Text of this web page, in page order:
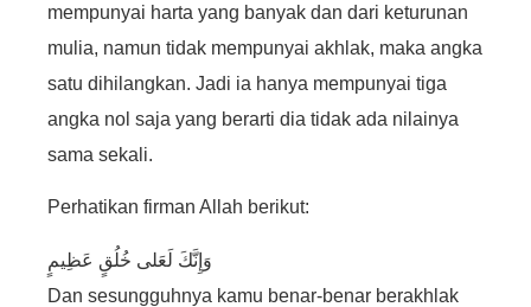
mempunyai harta yang banyak dan dari keturunan
mulia, namun tidak mempunyai akhlak, maka angka
satu dihilangkan. Jadi ia hanya mempunyai tiga
angka nol saja yang berarti dia tidak ada nilainya
sama sekali.
Perhatikan firman Allah berikut:
وَإِنَّكَ لَعَلى خُلُقٍ عَظِيمٍ
Dan sesungguhnya kamu benar-benar berakhlak